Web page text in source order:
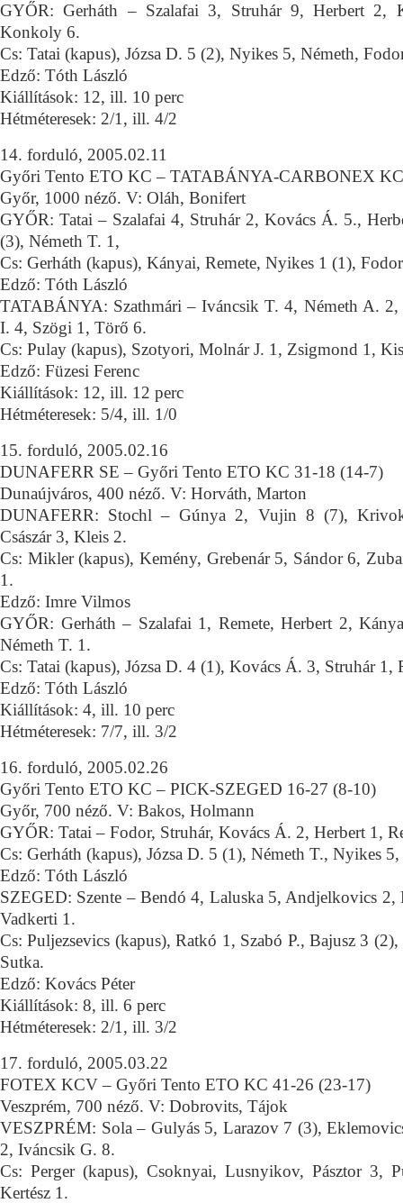
GYŐR: Gerháth – Szalafai 3, Struhár 9, Herbert 2,
Konkoly 6.
Cs: Tatai (kapus), Józsa D. 5 (2), Nyikes 5, Németh,
Edző: Tóth László
Kiállítások: 12, ill. 10 perc
Hétméteresek: 2/1, ill. 4/2
14. forduló, 2005.02.11
Győri Tento ETO KC – TATABÁNYA-CARBONEX
Győr, 1000 néző. V: Oláh, Bonifert
GYŐR: Tatai – Szalafai 4, Struhár 2, Kovács Á. 5.,
(3), Németh T. 1,
Cs: Gerháth (kapus), Kányai, Remete, Nyikes 1 (1),
Edző: Tóth László
TATABÁNYA: Szathmári – Iváncsik T. 4, Németh A. 2,
I. 4, Szögi 1, Törő 6.
Cs: Pulay (kapus), Szotyori, Molnár J. 1, Zsigmond 1,
Edző: Füzesi Ferenc
Kiállítások: 12, ill. 12 perc
Hétméteresek: 5/4, ill. 1/0
15. forduló, 2005.02.16
DUNAFERR SE – Győri Tento ETO KC 31-18 (14-7)
Dunaújváros, 400 néző. V: Horváth, Marton
DUNAFERR: Stochl – Gúnya 2, Vujin 8 (7),
Császár 3, Kleis 2.
Cs: Mikler (kapus), Kemény, Grebenár 5, Sándor 6,
1.
Edző: Imre Vilmos
GYŐR: Gerháth – Szalafai 1, Remete, Herbert 2,
Németh T. 1.
Cs: Tatai (kapus), Józsa D. 4 (1), Kovács Á. 3, Struhár 1,
Edző: Tóth László
Kiállítások: 4, ill. 10 perc
Hétméteresek: 7/7, ill. 3/2
16. forduló, 2005.02.26
Győri Tento ETO KC – PICK-SZEGED 16-27 (8-10)
Győr, 700 néző. V: Bakos, Holmann
GYŐR: Tatai – Fodor, Struhár, Kovács Á. 2, Herbert 1,
Cs: Gerháth (kapus), Józsa D. 5 (1), Németh T., Nyikes
Edző: Tóth László
SZEGED: Szente – Bendó 4, Laluska 5, Andjelkovics 2,
Vadkerti 1.
Cs: Puljezsevics (kapus), Ratkó 1, Szabó P., Bajusz 3
Sutka.
Edző: Kovács Péter
Kiállítások: 8, ill. 6 perc
Hétméteresek: 2/1, ill. 3/2
17. forduló, 2005.03.22
FOTEX KCV – Győri Tento ETO KC 41-26 (23-17)
Veszprém, 700 néző. V: Dobrovits, Tájok
VESZPRÉM: Sola – Gulyás 5, Larazov 7 (3),
2, Iváncsik G. 8.
Cs: Perger (kapus), Csoknyai, Lusnyikov, Pásztor 3,
Kertész 1.